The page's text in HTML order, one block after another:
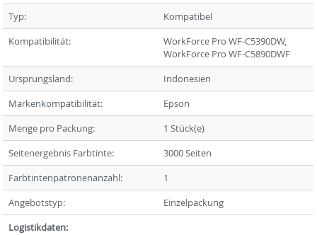
Typ:
Kompatibel
Kompatibilität:
WorkForce Pro WF-C5390DW,
WorkForce Pro WF-C5890DWF
Ursprungsland:
Indonesien
Markenkompatibilität:
Epson
Menge pro Packung:
1 Stück(e)
Seitenergebnis Farbtinte:
3000 Seiten
Farbtintenpatronenanzahl:
1
Angebotstyp:
Einzelpackung
Logistikdaten: